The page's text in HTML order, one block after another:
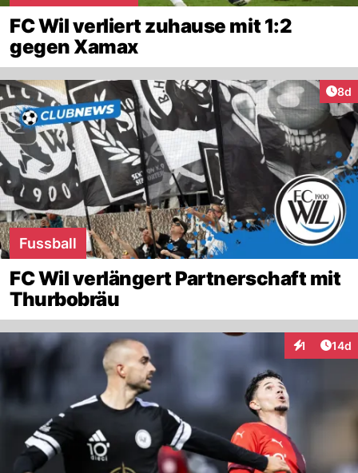
FC Wil verliert zuhause mit 1:2
gegen Xamax
8d
Fussball
FC Wil verlängert Partnerschaft mit
Thurbobräu
1 14d